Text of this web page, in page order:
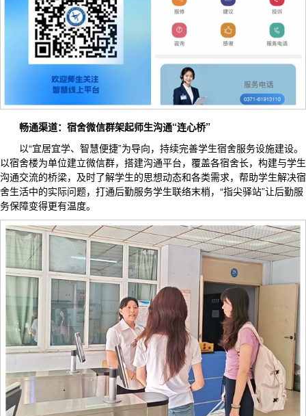
畅通渠道：宿舍微信群架起师生沟通“连心桥”
以“宜居宜学、智慧便捷”为导向，持续完善学生宿舍服务设施建设。
以宿舍楼为单位建立微信群，搭建沟通平台，覆盖各宿舍长，构建与学生
沟通交流的桥梁，及时了解学生的思想动态和各类需求，帮助学生解决宿
舍生活中的实际问题，打通后勤服务学生联络末梢，“指尖驿站”让后勤服
务保障变得更有温度。